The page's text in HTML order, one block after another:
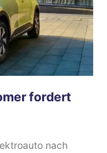
fordert
nach